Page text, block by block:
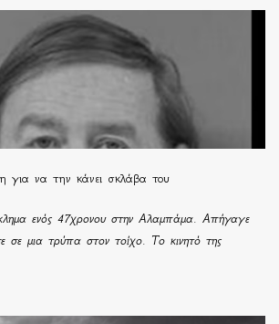
για να την κάνει σκλάβα του
ενός 47χρονου στην Αλαμπάμα. Απήγαγε
σε μια τρύπα στον τοίχο. Το κινητό της